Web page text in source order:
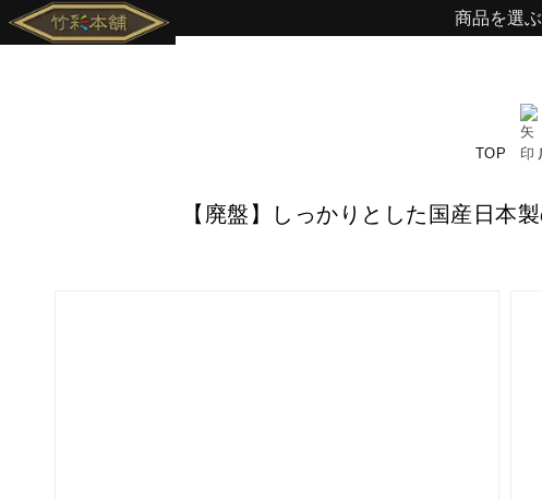
商品を選ぶ
TOP
【廃盤】しっかりとした国産日